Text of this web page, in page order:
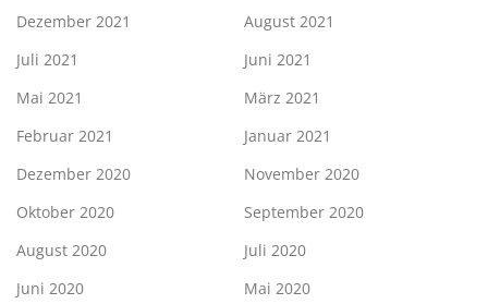
Dezember 2021
August 2021
Juli 2021
Juni 2021
Mai 2021
März 2021
Februar 2021
Januar 2021
Dezember 2020
November 2020
Oktober 2020
September 2020
August 2020
Juli 2020
Juni 2020
Mai 2020